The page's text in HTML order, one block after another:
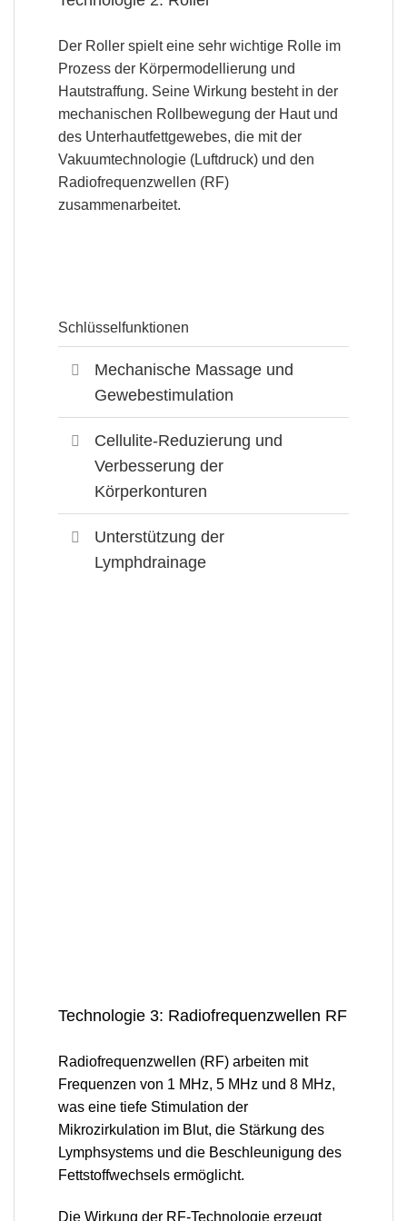
Der Roller spielt eine sehr wichtige Rolle im
Prozess der Körpermodellierung und
Hautstraffung. Seine Wirkung besteht in der
mechanischen Rollbewegung der Haut und
des Unterhautfettgewebes, die mit der
Vakuumtechnologie (Luftdruck) und den
Radiofrequenzwellen (RF)
zusammenarbeitet.
Schlüsselfunktionen
Mechanische Massage und
Gewebestimulation
Cellulite-Reduzierung und
Verbesserung der
Körperkonturen
Unterstützung der
Lymphdrainage
Technologie 3: Radiofrequenzwellen RF
Radiofrequenzwellen (RF) arbeiten mit
Frequenzen von 1 MHz, 5 MHz und 8 MHz,
was eine tiefe Stimulation der
Mikrozirkulation im Blut, die Stärkung des
Lymphsystems und die Beschleunigung des
Fettstoffwechsels ermöglicht.
Die Wirkung der RF-Technologie erzeugt